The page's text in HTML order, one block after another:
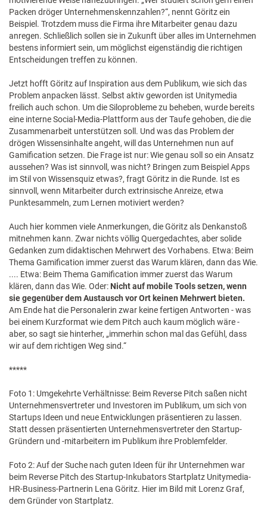
Packen dröger Unternehmenskennzahlen?“, nennt Göritz ein
Beispiel. Trotzdem muss die Firma ihre Mitarbeiter genau dazu
anregen. Schließlich sollen sie in Zukunft über alles im Unternehmen
bestens informiert sein, um möglichst eigenständig die richtigen
Entscheidungen treffen zu können.
Jetzt hofft Göritz auf Inspiration aus dem Publikum, wie sich das
Problem anpacken lässt. Selbst aktiv geworden ist Unitymedia
freilich auch schon. Um die Siloprobleme zu beheben, wurde bereits
eine interne Social-Media-Plattform aus der Taufe gehoben, die die
Zusammenarbeit unterstützen soll. Und was das Problem der
drögen Wissensinhalte angeht, will das Unternehmen nun auf
Gamification setzen. Die Frage ist nur: Wie genau soll so ein Ansatz
aussehen? Was ist sinnvoll, was nicht? Bringen zum Beispiel Apps
im Stil von Wissensquiz etwas?, fragt Göritz in die Runde. Ist es
sinnvoll, wenn Mitarbeiter durch extrinsische Anreize, etwa
Punktesammeln, zum Lernen motiviert werden?
Auch hier kommen viele Anmerkungen, die Göritz als Denkanstoß
mitnehmen kann. Zwar nichts völlig Quergedachtes, aber solide
Gedanken zum didaktischen Mehrwert des Vorhabens. Etwa: Beim
Thema Gamification immer zuerst das Warum klären, dann das Wie.
.... Etwa: Beim Thema Gamification immer zuerst das Warum
klären, dann das Wie. Oder: Nicht auf mobile Tools setzen, wenn
sie gegenüber dem Austausch vor Ort keinen Mehrwert bieten.
Am Ende hat die Personalerin zwar keine fertigen Antworten - was
bei einem Kurzformat wie dem Pitch auch kaum möglich wäre -
aber, so sagt sie hinterher, „immerhin schon mal das Gefühl, dass
wir auf dem richtigen Weg sind.“
*****
Foto 1: Umgekehrte Verhältnisse: Beim Reverse Pitch saßen nicht
Unternehmensvertreter und Investoren im Publikum, um sich von
Startups Ideen und neue Entwicklungen präsentieren zu lassen.
Statt dessen präsentierten Unternehmensvertreter den Startup-
Gründern und -mitarbeitern im Publikum ihre Problemfelder.
Foto 2: Auf der Suche nach guten Ideen für ihr Unternehmen war
beim Reverse Pitch des Startup-Inkubators Startplatz Unitymedia-
HR-Business-Partnerin Lena Göritz. Hier im Bild mit Lorenz Graf,
dem Gründer von Startplatz.